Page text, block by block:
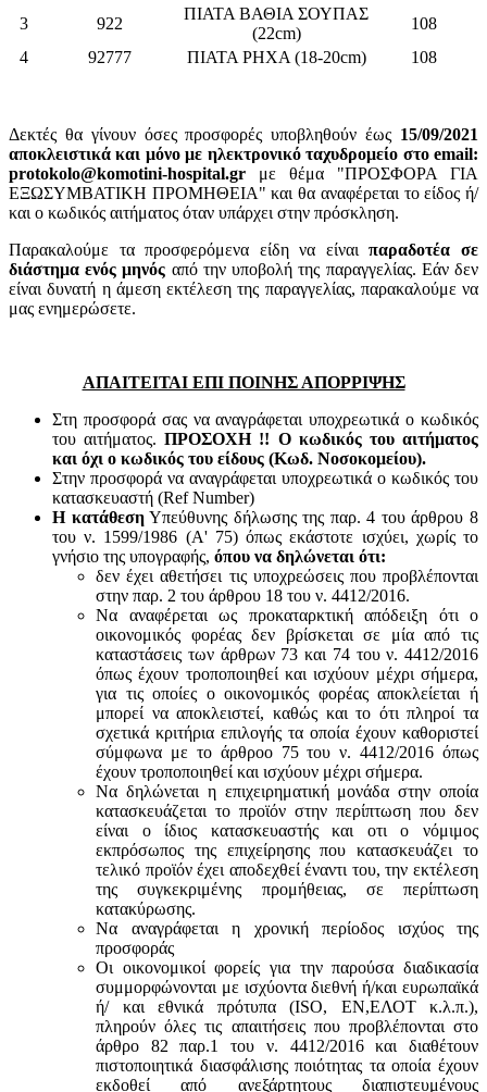
3 922
ΠΙΑΤΑ ΒΑΘΙΑ ΣΟΥΠΑΣ
(22cm)
108
4
92777 ΠΙΑΤΑ ΡΗΧΑ (18-20cm) 108
Δεκτές θα γίνουν όσες προσφορές υποβληθούν έως 15/09/2021
αποκλειστικά και μόνο με ηλεκτρονικό ταχυδρομείο στο email:
protokolo@komotini-hospital.gr με θέμα "ΠΡΟΣΦΟΡΑ ΓΙΑ
ΕΞΩΣΥΜΒΑΤΙΚΗ ΠΡΟΜΗΘΕΙΑ" και θα αναφέρεται το είδος ή/
και ο κωδικός αιτήματος όταν υπάρχει στην πρόσκληση.
Παρακαλούμε τα προσφερόμενα είδη να είναιπαραδοτέα σε
διάστημα ενός μηνός από την υποβολή της παραγγελίας. Εάν δεν
είναι δυνατή η άμεση εκτέλεση της παραγγελίας, παρακαλούμε να
μας ενημερώσετε.
ΑΠΑΙΤΕΙΤΑΙ ΕΠΙ ΠΟΙΝΗΣ ΑΠΟΡΡΙΨΗΣ
Στη προσφορά σας να αναγράφεται υποχρεωτικά ο κωδικός
του αιτήματος.ΠΡΟΣΟΧΗ !! Ο κωδικός του αιτήματος
και όχι ο κωδικός του είδους (Κωδ. Νοσοκομείου).
Στην προσφορά να αναγράφεται υποχρεωτικά ο κωδικός του
κατασκευαστή (Ref Number)
Η κατάθεσηΥπεύθυνης δήλωσης της παρ. 4 του άρθρου 8
του ν. 1599/1986 (Α' 75) όπως εκάστοτε ισχύει, χωρίς το
γνήσιο της υπογραφής, όπου να δηλώνεται ότι:
δεν έχει αθετήσει τις υποχρεώσεις που προβλέπονται
στην παρ. 2 του άρθρου 18 του ν. 4412/2016.
Να αναφέρεται ως προκαταρκτική απόδειξη ότι ο
οικονομικός φορέας δεν βρίσκεται σε μία από τις
καταστάσεις των άρθρων 73 και 74 του ν. 4412/2016
όπως έχουν τροποποιηθεί και ισχύουν μέχρι σήμερα,
για τις οποίες ο οικονομικός φορέας αποκλείεται ή
μπορεί να αποκλειστεί, καθώς και το ότι πληροί τα
σχετικά κριτήρια επιλογής τα οποία έχουν καθοριστεί
σύμφωνα με τo άρθροo 75 του ν. 4412/2016 όπως
έχουν τροποποιηθεί και ισχύουν μέχρι σήμερα.
Να δηλώνεται η επιχειρηματική μονάδα στην οποία
κατασκευάζεται το προϊόν στην περίπτωση που δεν
είναι ο ίδιος κατασκευαστής και oτι ο νόμιμος
εκπρόσωπος της επιχείρησης που κατασκευάζει το
τελικό προϊόν έχει αποδεχθεί έναντι του, την εκτέλεση
της συγκεκριμένης προμήθειας, σε περίπτωση
κατακύρωσης.
Να αναγράφεται η χρονική περίοδος ισχύος της
προσφοράς
Οι οικονομικοί φορείς για την παρούσα διαδικασία
συμμορφώνονται με ισχύοντα διεθνή ή/και ευρωπαϊκά
ή/ και εθνικά πρότυπα (ISO, ΕΝ,ΕΛΟΤ κ.λ.π.),
πληρούν όλες τις απαιτήσεις που προβλέπονται στο
άρθρο 82 παρ.1 του ν. 4412/2016 και διαθέτουν
πιστοποιητικά διασφάλισης ποιότητας τα οποία έχουν
εκδοθεί από ανεξάρτητους διαπιστευμένους